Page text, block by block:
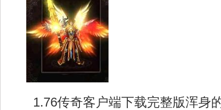
1.76传奇客户端下载完整版浑身